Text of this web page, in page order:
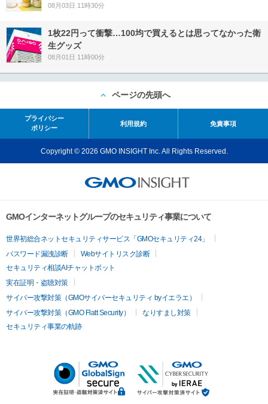
08月03日 11時30分
1枚22円って衝撃…100均で買えるとは思ってなかった衛
生グッズ
08月01日 11時00分
ページの先頭へ
プライバシー
ポリシー
利用規約 免責事項
Copyright © 2026 GMO INSIGHT Inc. All Rights Reserved.
GMOインターネットグループのセキュリティ事業について
世界初総合ネットセキュリティサービス「GMOセキュリティ24」
パスワード漏洩診断
Webサイトリスク診断
セキュリティ相談AIチャットボット
実在証明・盗聴対策
サイバー攻撃対策（GMOサイバーセキュリティ byイエラエ）
サイバー攻撃対策（GMO Flatt Security）
なりすまし対策
セキュリティ事業の軌跡